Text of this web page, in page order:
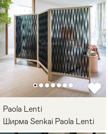
Paola Lenti
Ширма Senkai Paola Lenti